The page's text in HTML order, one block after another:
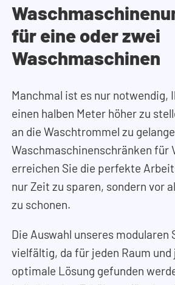
für eine oder zwei
Waschmaschinen
Manchmal ist es nur notwendig,
einen halben Meter höher zu
an die Waschtrommel zu
Waschmaschinenschränken für
erreichen Sie die perfekte
nur Zeit zu sparen, sondern vor
zu schonen.
Die Auswahl unseres modularen
vielfältig, da für jeden Raum
optimale Lösung gefunden